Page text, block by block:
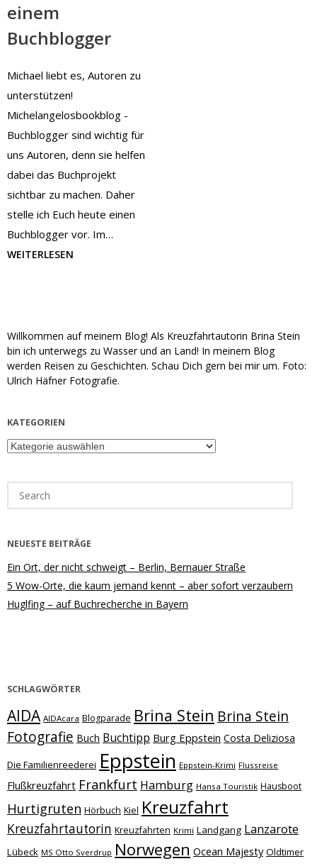
einem
Buchblogger
Michael liebt es, Autoren zu
unterstützen!
Michelangelosbookblog -
Buchblogger sind wichtig für
uns Autoren, denn sie helfen
dabei das Buchprojekt
sichtbar zu machen. Daher
stelle ich Euch heute einen
Buchblogger vor. Im…
WEITERLESEN
Willkommen auf meinem Blog! Als Kreuzfahrtautorin Brina Stein
bin ich unterwegs zu Wasser und an Land! In meinem Blog
werden Reisen zu Geschichten. Schau Dich gern bei mir um. Foto:
Ulrich Häfner Fotografie.
KATEGORIEN
Kategorien
for:
NEUESTE BEITRÄGE
Ein Ort, der nicht schweigt – Berlin, Bernauer Straße
5 Wow-Orte, die kaum jemand kennt – aber sofort verzaubern
Huglfing – auf Buchrecherche in Bayern
SCHLAGWÖRTER
AIDA AIDAcara Blogparade Brina Stein Brina Stein
Fotografie Buch Buchtipp Burg Eppstein Costa Deliziosa
Die Familienreederei Eppstein Eppstein-Krimi Flussreise
Flußkreuzfahrt Frankfurt Hamburg Hansa Touristik Hausboot
Hurtigruten Hörbuch Kiel Kreuzfahrt
Kreuzfahrtautorin Kreuzfahrten Krimi Landgang Lanzarote
Lübeck MS Otto Sverdrup Norwegen Ocean Majesty Oldtimer